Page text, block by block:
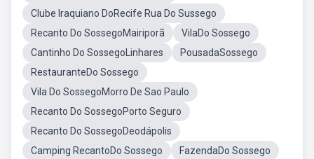
Clube Iraquiano DoRecife Rua Do Sussego
Recanto Do SossegoMairiporã
VilaDo Sossego
Cantinho Do SossegoLinhares
PousadaSossego
RestauranteDo Sossego
Vila Do SossegoMorro De Sao Paulo
Recanto Do SossegoPorto Seguro
Recanto Do SossegoDeodápolis
Camping RecantoDo Sossego
FazendaDo Sossego